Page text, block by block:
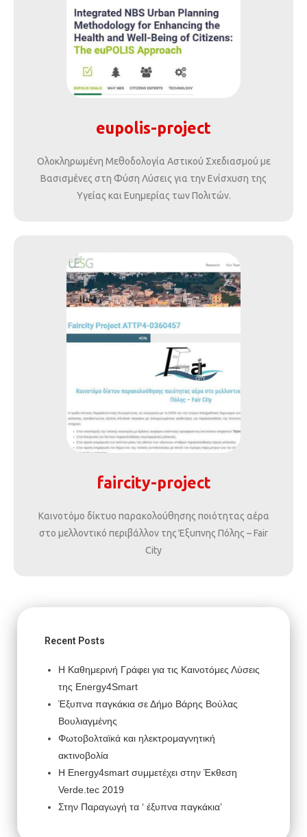
eupolis-project
Ολοκληρωμένη Μεθοδολογία Αστικού Σχεδιασμού με
Βασισμένες στη Φύση Λύσεις για την Ενίσχυση της
Υγείας και Ευημερίας των Πολιτών.
faircity-project
Καινοτόμο δίκτυο παρακολούθησης ποιότητας αέρα
στο μελλοντικό περιβάλλον της Έξυπνης Πόλης – Fair
City
Recent Posts
Η Καθημερινή Γράφει για τις Καινοτόμες Λύσεις
της Energy4Smart
Έξυπνα παγκάκια σε Δήμο Βάρης Βούλας
Βουλιαγμένης
Φωτοβολταϊκά και ηλεκτρομαγνητική
ακτινοβολία
H Energy4smart συμμετέχει στην Έκθεση
Verde.tec 2019
Στην Παραγωγή τα ‘ έξυπνα παγκάκια’